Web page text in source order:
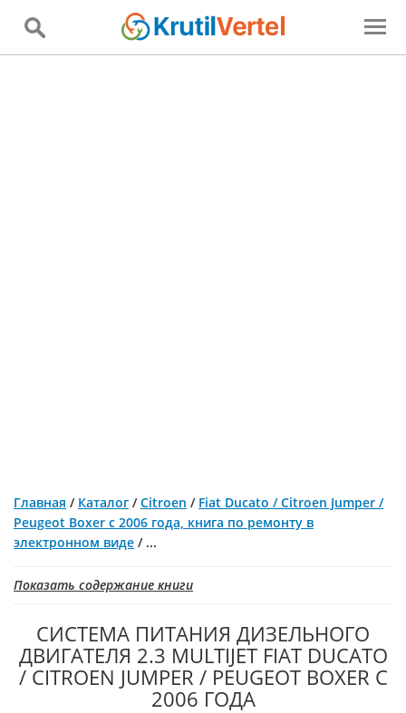
Главная / Каталог /Citroen / Fiat Ducato / Citroen Jumper /
Peugeot Boxer с 2006 года, книга по ремонту в
электронном виде / ...
Показать содержание книги
СИСТЕМА ПИТАНИЯ ДИЗЕЛЬНОГО
ДВИГАТЕЛЯ 2.3 MULTIJET FIAT DUCATO
/ CITROEN JUMPER / PEUGEOT BOXER С
2006 ГОДА